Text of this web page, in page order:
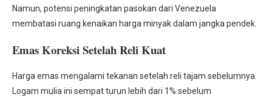
Namun, potensi peningkatan pasokan dari Venezuela
membatasi ruang kenaikan harga minyak dalam jangka pendek.
Emas Koreksi Setelah Reli Kuat
Harga emas mengalami tekanan setelah reli tajam sebelumnya.
Logam mulia ini sempat turun lebih dari 1% sebelum